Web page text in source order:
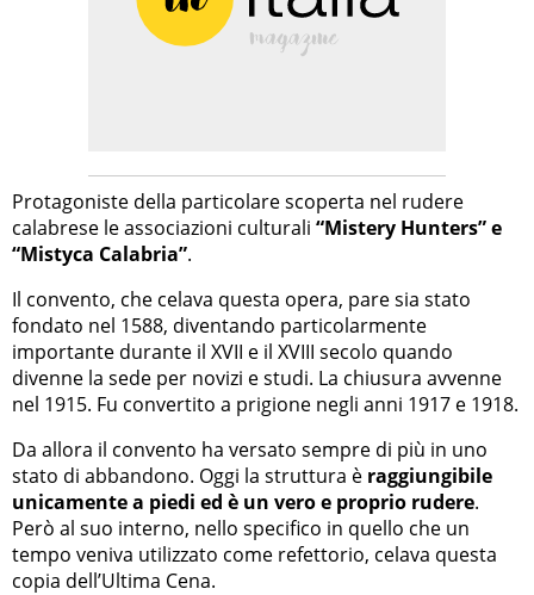
Protagoniste della particolare scoperta nel rudere
calabrese le associazioni culturali “Mistery Hunters” e
“Mistyca Calabria”.
Il convento, che celava questa opera, pare sia stato
fondato nel 1588, diventando particolarmente
importante durante il XVII e il XVIII secolo quando
divenne la sede per novizi e studi. La chiusura avvenne
nel 1915. Fu convertito a prigione negli anni 1917 e 1918.
Da allora il convento ha versato sempre di più in uno
stato di abbandono. Oggi la struttura è raggiungibile
unicamente a piedi ed è un vero e proprio rudere.
Però al suo interno, nello specifico in quello che un
tempo veniva utilizzato come refettorio, celava questa
copia dell’Ultima Cena.